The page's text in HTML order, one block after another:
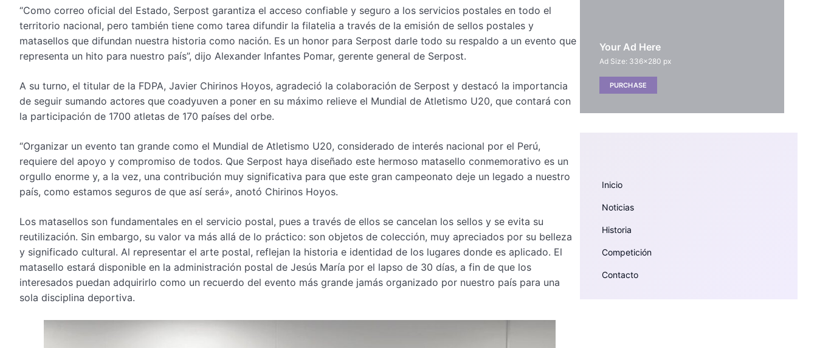
“Como correo oficial del Estado, Serpost garantiza el acceso confiable y seguro a los servicios postales en todo el
territorio nacional, pero también tiene como tarea difundir la filatelia a través de la emisión de sellos postales y
matasellos que difundan nuestra historia como nación. Es un honor para Serpost darle todo su respaldo a un evento que
representa un hito para nuestro país”, dijo Alexander Infantes Pomar, gerente general de Serpost.
A su turno, el titular de la FDPA, Javier Chirinos Hoyos, agradeció la colaboración de Serpost y destacó la importancia
de seguir sumando actores que coadyuven a poner en su máximo relieve el Mundial de Atletismo U20, que contará con
la participación de 1700 atletas de 170 países del orbe.
“Organizar un evento tan grande como el Mundial de Atletismo U20, considerado de interés nacional por el Perú,
requiere del apoyo y compromiso de todos. Que Serpost haya diseñado este hermoso matasello conmemorativo es un
orgullo enorme y, a la vez, una contribución muy significativa para que este gran campeonato deje un legado a nuestro
país, como estamos seguros de que así será», anotó Chirinos Hoyos.
Los matasellos son fundamentales en el servicio postal, pues a través de ellos se cancelan los sellos y se evita su
reutilización. Sin embargo, su valor va más allá de lo práctico: son objetos de colección, muy apreciados por su belleza
y significado cultural. Al representar el arte postal, reflejan la historia e identidad de los lugares donde es aplicado. El
matasello estará disponible en la administración postal de Jesús María por el lapso de 30 días, a fin de que los
interesados puedan adquirirlo como un recuerdo del evento más grande jamás organizado por nuestro país para una
sola disciplina deportiva.
Your Ad Here
Ad Size: 336x280 px
PURCHASE
Inicio
Noticias
Historia
Competición
Contacto